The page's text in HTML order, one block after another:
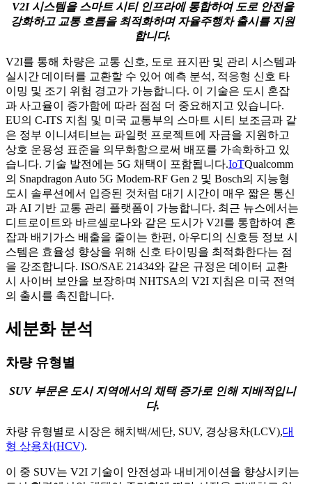
V2I 시스템을 스마트 시티 인프라에 통합하여 도로 안전을
강화하고 교통 흐름을 최적화하며 자율주행차 출시를 지원
합니다.
V2I를 통해 차량은 교통 신호, 도로 표지판 및 관리 시스템과
실시간 데이터를 교환할 수 있어 예측 분석, 적응형 신호 타
이밍 및 조기 위험 경고가 가능합니다. 이 기술은 도시 혼잡
과 사고율이 증가함에 따라 점점 더 중요해지고 있습니다.
EU의 C-ITS 지침 및 미국 교통부의 스마트 시티 보조금과 같
은 정부 이니셔티브는 파일럿 프로젝트에 자금을 지원하고
상호 운용성 표준을 의무화함으로써 배포를 가속화하고 있
습니다. 기술 발전에는 5G 채택이 포함됩니다.IoTQualcomm
의 Snapdragon Auto 5G Modem-RF Gen 2 및 Bosch의 지능형
도시 솔루션에서 입증된 것처럼 대기 시간이 매우 짧은 통신
과 AI 기반 교통 관리 플랫폼이 가능합니다. 최근 뉴스에서는
디트로이트와 바르셀로나와 같은 도시가 V2I를 통합하여 혼
잡과 배기가스 배출을 줄이는 한편, 아우디의 신호등 정보 시
스템은 효율성 향상을 위해 신호 타이밍을 최적화한다는 점
을 강조합니다. ISO/SAE 21434와 같은 규정은 데이터 교환
시 사이버 보안을 보장하며 NHTSA의 V2I 지침은 미국 전역
의 출시를 촉진합니다.
세분화 분석
차량 유형별
SUV 부문은 도시 지역에서의 채택 증가로 인해 지배적입니
다.
차량 유형별로 시장은 해치백/세단, SUV, 경상용차(LCV),대
형 상용차(HCV).
이 중 SUV는 V2I 기술이 안전성과 내비게이션을 향상시키는